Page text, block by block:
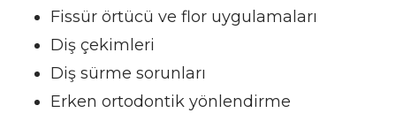
Fissür örtücü ve flor uygulamaları
Diş çekimleri
Diş sürme sorunları
Erken ortodontik yönlendirme